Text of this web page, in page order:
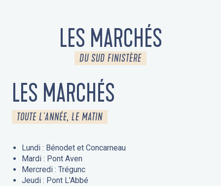
LES MARCHÉS
DU SUD FINISTÈRE
LES MARCHÉS
TOUTE L'ANNÉE, LE MATIN
Lundi : Bénodet et Concarneau
Mardi : Pont Aven
Mercredi : Trégunc
Jeudi : Pont L’Abbé